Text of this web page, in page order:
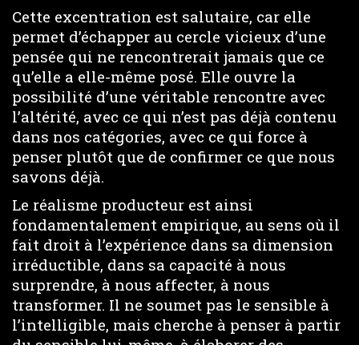
Cette excentration est salutaire, car elle
permet d’échapper au cercle vicieux d’une
pensée qui ne rencontrerait jamais que ce
qu’elle a elle-même posé. Elle ouvre la
possibilité d’une véritable rencontre avec
l’altérité, avec ce qui n’est pas déjà contenu
dans nos catégories, avec ce qui force à
penser plutôt que de confirmer ce que nous
savons déjà.
Le réalisme producteur est ainsi
fondamentalement empirique, au sens où il
fait droit à l’expérience dans sa dimension
irréductible, dans sa capacité à nous
surprendre, à nous affecter, à nous
transformer. Il ne soumet pas le sensible à
l’intelligible, mais cherche à penser à partir